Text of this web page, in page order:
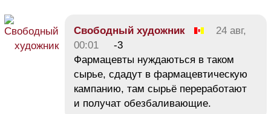
Свободный художник
24 авг,
00:01
-3
Фармацевты нуждаються в таком
сырье, сдадут в фармацевтическую
кампанию, там сырьё переработают
и получат обезбаливающие.